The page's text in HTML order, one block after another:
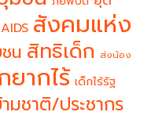
สังคมแห่ง
น สิทธิเด็ก ส่งน้อง
ยากไร้ เด็กไร้รัฐ
มชาติ/ประชากร